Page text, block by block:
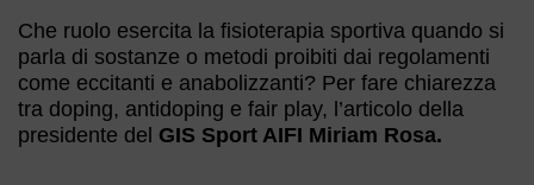
Che ruolo esercita la fisioterapia sportiva quando si
parla di sostanze o metodi proibiti dai regolamenti
come eccitanti e anabolizzanti? Per fare chiarezza
tra doping, antidoping e fair play, l’articolo della
presidente del GIS Sport AIFI Miriam Rosa.